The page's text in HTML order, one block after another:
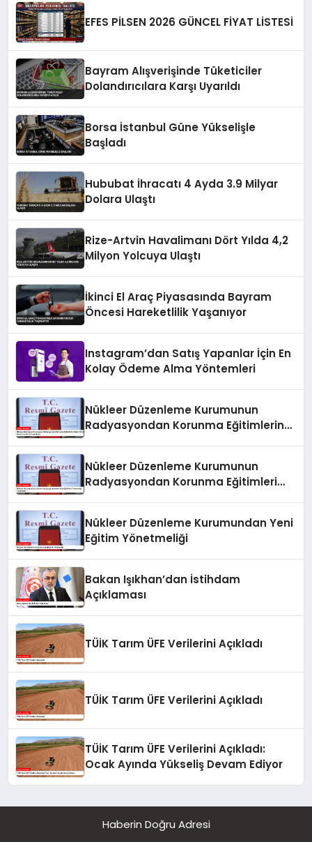
EFES PİLSEN 2026 GÜNCEL FİYAT LİSTESİ
Bayram Alışverişinde Tüketiciler
Dolandırıcılara Karşı Uyarıldı
Borsa İstanbul Güne Yükselişle
Başladı
Hububat İhracatı 4 Ayda 3.9 Milyar
Dolara Ulaştı
Rize-Artvin Havalimanı Dört Yılda 4,2
Milyon Yolcuya Ulaştı
İkinci El Araç Piyasasında Bayram
Öncesi Hareketlilik Yaşanıyor
Instagram’dan Satış Yapanlar İçin En
Kolay Ödeme Alma Yöntemleri
Nükleer Düzenleme Kurumunun
Radyasyondan Korunma Eğitimlerine
Nükleer Düzenleme Kurumunun
Radyasyondan Korunma Eğitimleri
Nükleer Düzenleme Kurumundan Yeni
Eğitim Yönetmeliği
Bakan Işıkhan’dan İstihdam
Açıklaması
TÜİK Tarım ÜFE Verilerini Açıkladı
TÜİK Tarım ÜFE Verilerini Açıkladı
TÜİK Tarım ÜFE Verilerini Açıkladı:
Ocak Ayında Yükseliş Devam Ediyor
Haberin Doğru Adresi